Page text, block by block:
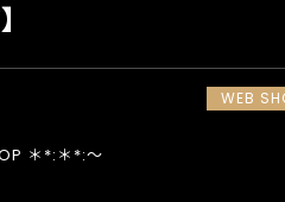
WEB
＊*:＊*:～